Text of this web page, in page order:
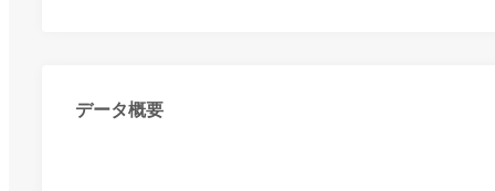
データ概要